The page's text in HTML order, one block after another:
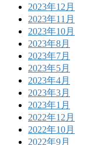
2023年12月
2023年11月
2023年10月
2023年8月
2023年7月
2023年5月
2023年4月
2023年3月
2023年1月
2022年12月
2022年10月
2022年9月